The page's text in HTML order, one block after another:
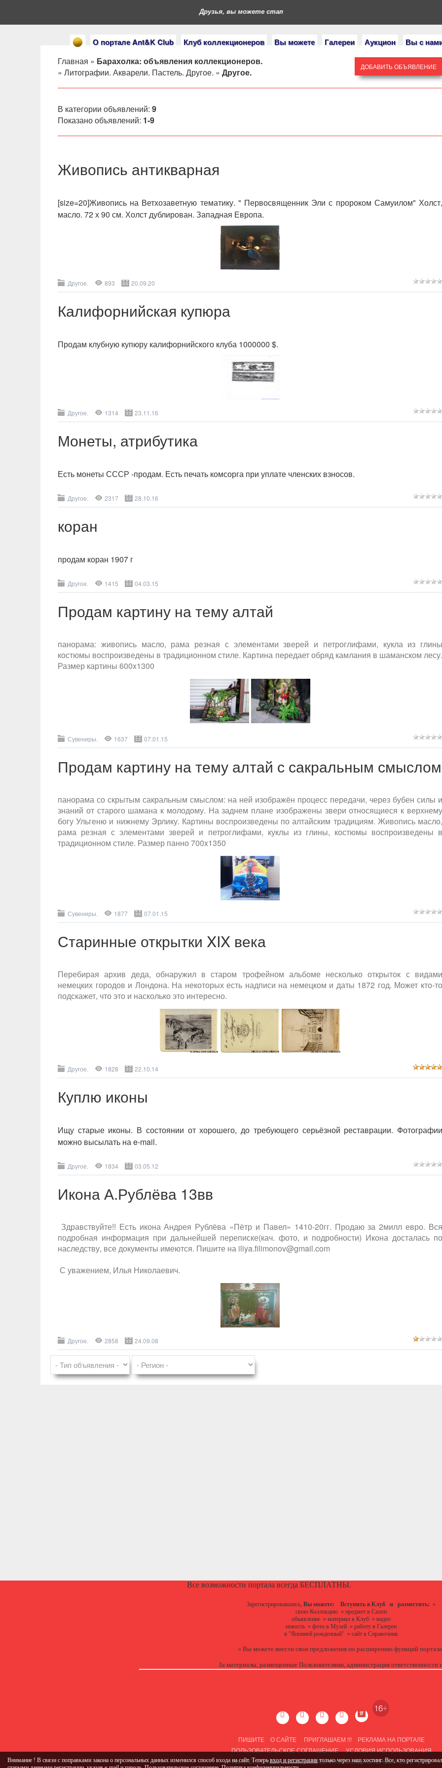
О портале Ant&K Club Клуб коллекционеров Вы можете Галереи Аукцион Вы с
Друзья, вы можете стать героями нашего портала. Если у вас есть
Главная » Барахолка: объявления коллекционеров.
» Литографии. Акварели. Пастель. Другое. » Другое.
ДОБАВИТЬ ОБЪЯВЛЕНИЕ
В категории объявлений: 9
Показано объявлений: 1-9
Живопись антикварная
[size=20]Живопись на Ветхозаветную тематику. " Первосвященник Эли с пророком Самуилом" Холст,
масло. 72 х 90 см. Холст дублирован. Западная Европа.
Другое. 893 20.09.20
Калифорнийская купюра
Продам клубную купюру калифорнийского клуба 1000000 $.
Другое. 1314 23.11.16
Монеты, атрибутика
Есть монеты СССР -продам. Есть печать комсорга при уплате членских взносов.
Другое. 2317 28.10.16
коран
продам коран 1907 г
Другое. 1415 04.03.15
Продам картину на тему алтай
панорама: живопись масло, рама резная с элементами зверей и петроглифами, кукла из глины
костюмы воспроизведены в традиционном стиле. Картина передает обряд камлания в шаманском лесу.
Размер картины 600x1300
Сувениры. 1637 07.01.15
Продам картину на тему алтай с сакральным смыслом
панорама со скрытым сакральным смыслом: на ней изображён процесс передачи, через бубен силы и
знаний от старого шамана к молодому. На заднем плане изображены звери относящиеся к верхнему
богу Ульгеню и нижнему Эрлику. Картины воспроизведены по алтайским традициям. Живопись масло,
рама резная с элементами зверей и петроглифами, куклы из глины, костюмы воспроизведены в
традиционном стиле. Размер панно 700x1350
Сувениры. 1877 07.01.15
Старинные открытки XIX века
Перебирая архив деда, обнаружил в старом трофейном альбоме несколько открыток с видами
немецких городов и Лондона. На некоторых есть надписи на немецком и даты 1872 год. Может кто-то
подскажет, что это и насколько это интересно.
Другое. 1828 22.10.14
Куплю иконы
Ищу старые иконы. В состоянии от хорошего, до требующего серьёзной реставрации. Фотографии
можно высылать на e-mail.
Другое. 1834 03.05.12
Икона А.Рублёва 13вв
Здравствуйте!! Есть икона Андрея Рублёва «Пётр и Павел» 1410-20гг. Продаю за 2милл евро. Вся
подробная информация при дальнейшей переписке(кач. фото, и подробности) Икона досталась по
наследству, все документы имеются. Пишите на iliya.filimonov@gmail.com
С уважением, Илья Николаевич.
Другое. 2858 24.09.08
Все возможности портала всегда БЕСПЛАТНЫ.
Зарегистрировавшись, Вы можете: Вступить в Клуб и разместить: »
свою Коллекцию» предмет в Салон
объявление» материал в Клуб» видео
новость» фото в Музей» работу в Галереи
в "Японией рожденный" » сайт в Справочник
» Вы можете внести свои предложения по расширению функций
За материалы, размещенные Пользователями, администрация ответственности
ПИШИТЕ О САЙТЕ ПРИГЛАШАЕМ !!!
РЕКЛАМА НА ПОРТАЛЕ
ПОЛЬЗОВАТЕЛЬСКОЕ СОГЛАШЕНИЕ
УСЛОВИЯ ИСПОЛЬЗОВАНИЯ
ANTIKCLUB КЛУБ АНТИКВАРИЕВ И КОЛЛЕКЦИОНЕРОВ © 2008 - 2026
Внимание ! В связи с поправками закона о персональных данных изменился способ входа на сайт. Теперьвход и регистрациятолько через наш хостинг. Все, кто